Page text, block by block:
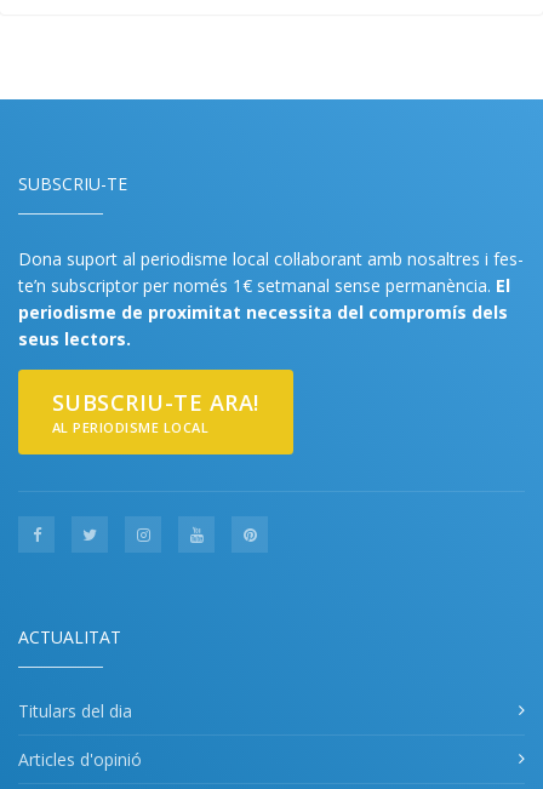
SUBSCRIU-TE
Dona suport al periodisme local col·laborant amb nosaltres i fes-
te’n subscriptor per només 1€ setmanal sense permanència. El
periodisme de proximitat necessita del compromís dels
seus lectors.
SUBSCRIU-TE ARA!
AL PERIODISME LOCAL
ACTUALITAT
Titulars del dia
Articles d'opinió